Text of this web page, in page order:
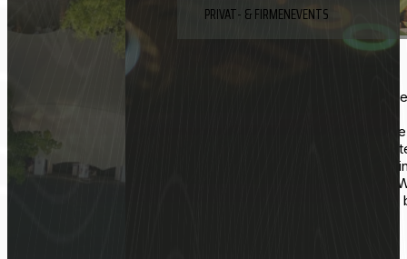
PRIVAT- & FIRMENEVENTS
Auf Wunsch Full-Service-
Feiere in einer Eventlocation,
Flexibilität vereint. Der
wetterfeste Optionen und ein
für Firmenfeiern, Teamevents,
Anlässe, die lange in Erinnerung